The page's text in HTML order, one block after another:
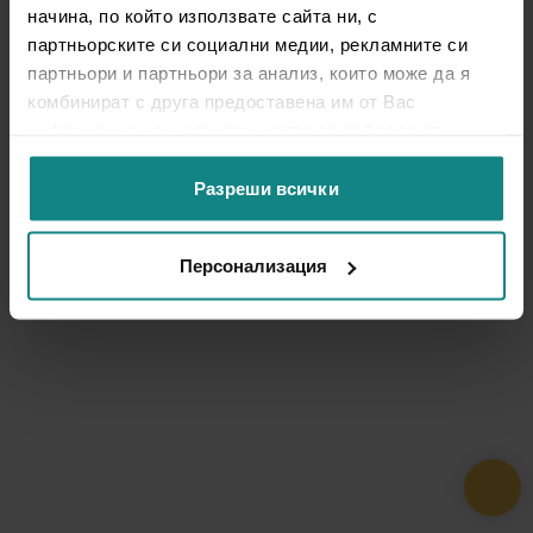
начина, по който използвате сайта ни, с
партньорските си социални медии, рекламните си
партньори и партньори за анализ, които може да я
комбинират с друга предоставена им от Вас
ползването от Ваша страна на услугите им.
Разреши всички
Персонализация